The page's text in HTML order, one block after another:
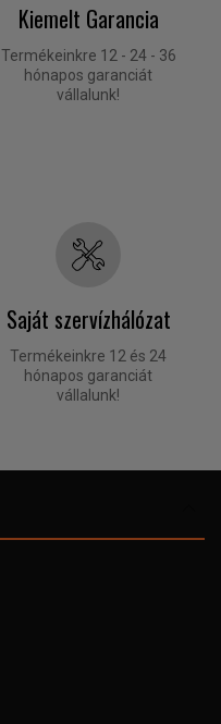
Kiemelt Garancia
Termékeinkre 12 - 24 - 36
hónapos garanciát
vállalunk!
Saját szervízhálózat
Termékeinkre 12 és 24
hónapos garanciát
vállalunk!